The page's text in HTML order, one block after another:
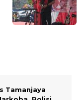
Tamanjaya